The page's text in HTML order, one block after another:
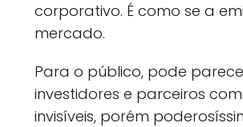
corporativo. É como se a
mercado.
Para o público, pode
investidores e parceiros
invisíveis, porém